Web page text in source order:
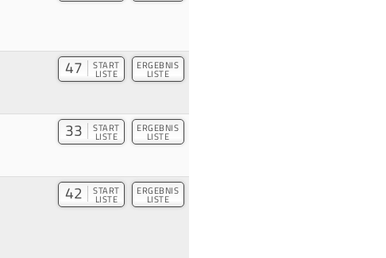
47 START
LISTE
ERGEBNIS
LISTE
33 START
LISTE
ERGEBNIS
LISTE
42 START
LISTE
ERGEBNIS
LISTE